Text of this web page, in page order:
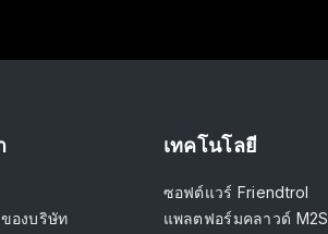
องบริษัท
เทคโนโลยี
ซอฟต์แวร์ Friendtrol
แพลตฟอร์มคลาวด์ M2S